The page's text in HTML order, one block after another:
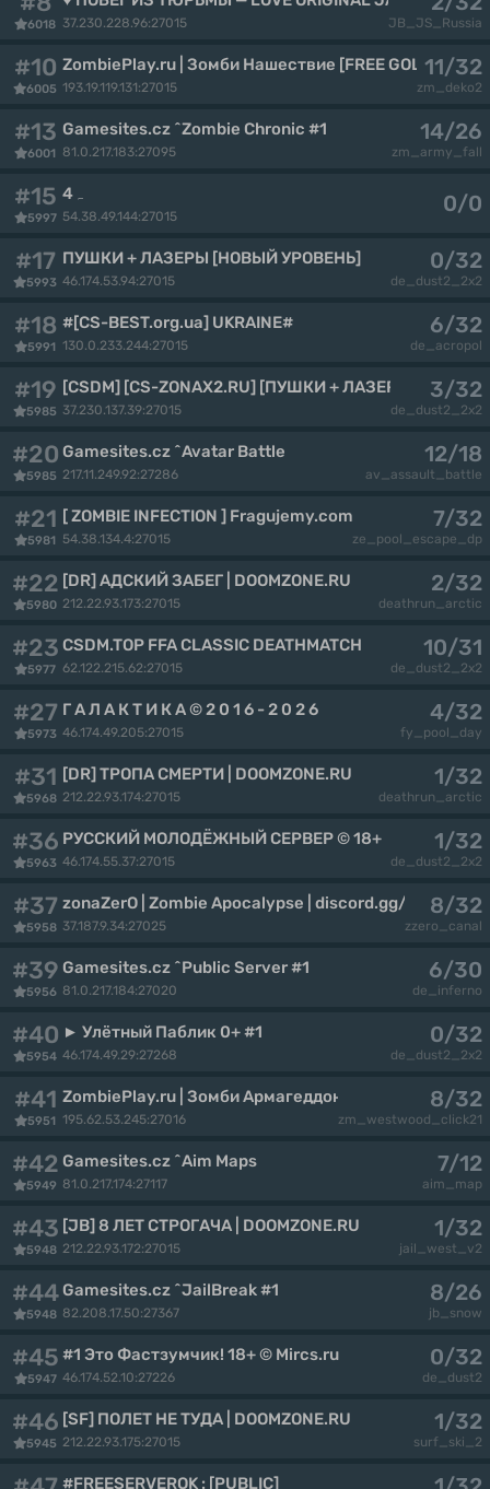
6018 37.230.228.96:27015 JB_JS_Russia
#10
6005
ZombiePlay.ru | Зoмби Haшecтвиe [FREE GOLD]
193.19.119.131:27015
11/32
zm_deko2
#13
6001
Gamesites.cz ^Zombie Chronic #1
81.0.217.183:27095
14/26
zm_army_fall
#15
5997 54.38.49.144:27015 0/0
#17
5993
ПУШКИ + ЛАЗЕРЫ [НОВЫЙ УРОВЕНЬ]
46.174.53.94:27015
0/32
de_dust2_2x2
#18
5991
#[CS-BEST.org.ua] UKRAINE#
130.0.233.244:27015
6/32
de_acropol
#19
5985
[CSDM] [CS-ZONAX2.RU] [ПУШКИ + ЛАЗЕРЫ]
37.230.137.39:27015
3/32
de_dust2_2x2
#20
5985
Gamesites.cz ^Avatar Battle
217.11.249.92:27286
12/18
av_assault_battle
#21
5981
[ ZOMBIE INFECTION ] Fragujemy.com :: [SKINY|FREE
54.38.134.4:27015
7/32
ze_pool_escape_dp
#22
5980
[DR] АДСКИЙ ЗАБЕГ | DOOMZONE.RU
212.22.93.173:27015
2/32
deathrun_arctic
#23
5977
CSDM.TOP FFA CLASSIC DEATHMATCH
62.122.215.62:27015
10/31
de_dust2_2x2
#27
5973
Г А Л А К Т И К А © 2 0 1 6 - 2 0 2 6
46.174.49.205:27015
4/32
fy_pool_day
#31
5968
[DR] ТРОПА СМЕРТИ | DOOMZONE.RU
212.22.93.174:27015
1/32
deathrun_arctic
#36
5963
РУССКИЙ МОЛОДЁЖНЫЙ СЕРВЕР © 18+
46.174.55.37:27015
1/32
de_dust2_2x2
#37
5958
zonaZerO | Zombie Apocalypse | discord.gg/YjZjbnw
37.187.9.34:27025
8/32
zzero_canal
#39
5956
Gamesites.cz ^Public Server #1
81.0.217.184:27020
6/30
de_inferno
#40
5954
► Улётный Паблик 0+ #1
46.174.49.29:27268
0/32
de_dust2_2x2
#41
5951
ZombiePlay.ru | Зoмби Apмaгeддoн [FREE GOLD]
195.62.53.245:27016
8/32
zm_westwood_click21
#42
5949
Gamesites.cz ^Aim Maps
81.0.217.174:27117
7/12
aim_map
#43
5948
[JB] 8 ЛЕТ СТРОГАЧА | DOOMZONE.RU
212.22.93.172:27015
1/32
jail_west_v2
#44
5948
Gamesites.cz ^JailBreak #1
82.208.17.50:27367
8/26
jb_snow
#45
5947
#1 Это Фастзумчик! 18+ © Mircs.ru
46.174.52.10:27226
0/32
de_dust2
#46
5945
[SF] ПОЛЕТ НЕ ТУДА | DOOMZONE.RU
212.22.93.175:27015
1/32
surf_ski_2
#FREESERVEROK : [PUBLIC]